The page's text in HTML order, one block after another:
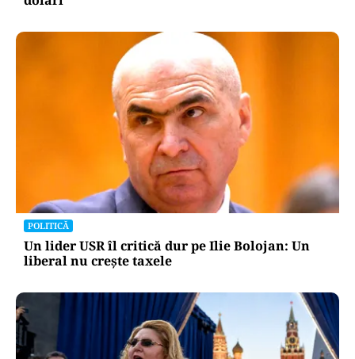
POLITICĂ
Un lider USR îl critică dur pe Ilie Bolojan: Un
liberal nu crește taxele